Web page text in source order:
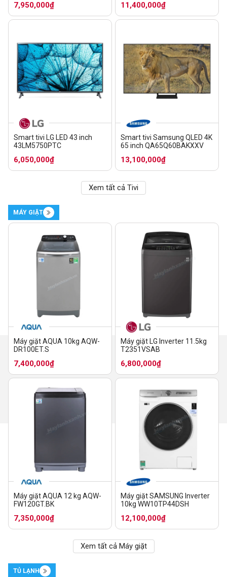
7,950,000₫ 11,400,000₫
Smart tivi LG LED 43 inch
43LM5750PTC
6,050,000₫
Smart tivi Samsung QLED 4K
65 inch QA65Q60BAKXXV
13,100,000₫
Xem tất cả Tivi
MÁY GIẶT
Máy giặt AQUA 10kg AQW-
DR100ET.S
7,400,000₫
Máy giặt LG Inverter 11.5kg
T2351VSAB
6,800,000₫
Máy giặt AQUA 12 kg AQW-
FW120GT.BK
7,350,000₫
Máy giặt SAMSUNG Inverter
10kg WW10TP44DSH
12,100,000₫
Xem tất cả Máy giặt
TỦ LẠNH